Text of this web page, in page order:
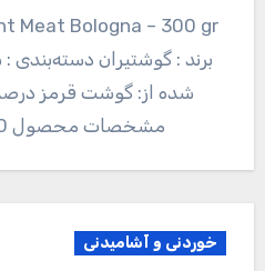
Meat Bologna – 300 gr
برند : گوشتیران
مشخصات محصول Gooshtiran 60…
خوردنی و آشامیدنی